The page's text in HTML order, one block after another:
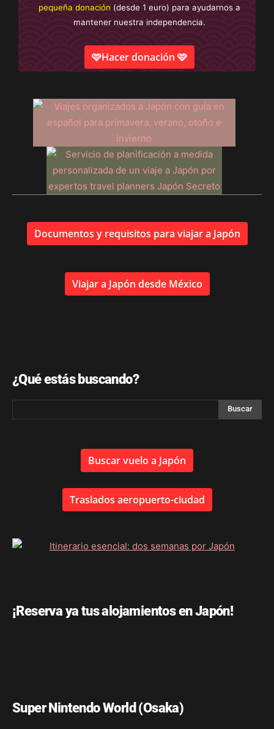
pequeña donación (desde 1 euro) para ayudarnos a
mantener nuestra independencia.
🩷Hacer donación 🩷
Documentos y requisitos para viajar a Japón
Viajar a Japón desde México
¿Qué estás buscando?
Buscar vuelo a Japón
Traslados aeropuerto-ciudad
¡Reserva ya tus alojamientos en Japón!
Super Nintendo World (Osaka)